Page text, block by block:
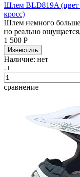
Шлем BLD819A (цвет
кросс)
Шлем немного
но реально
1 500 Р
Наличие: нет
-+
сравнение